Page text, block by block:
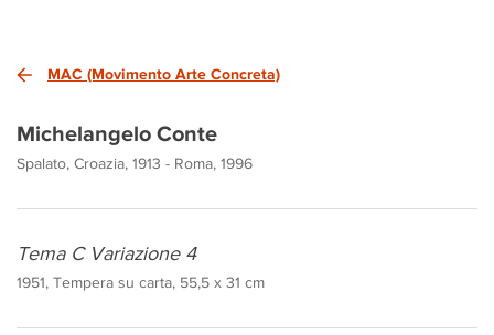
MAC (Movimento Arte Concreta)
Michelangelo Conte
Spalato, Croazia, 1913 - Roma, 1996
Tema C Variazione 4
1951, Tempera su carta, 55,5 x 31 cm